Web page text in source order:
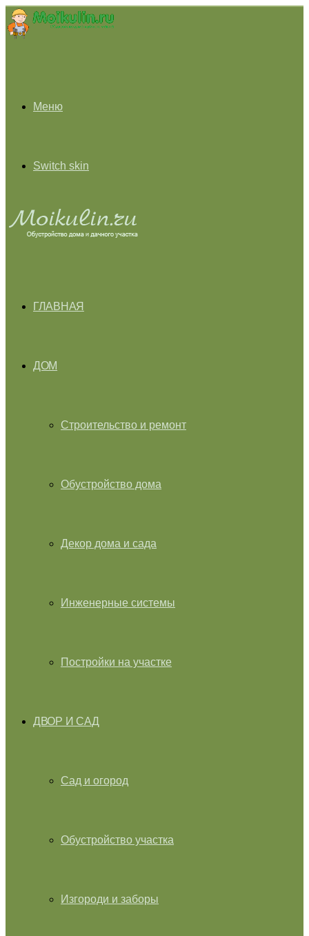
Меню
Switch skin
ГЛАВНАЯ
ДОМ
Строительство и ремонт
Обустройство дома
Декор дома и сада
Инженерные системы
Постройки на участке
ДВОР И САД
Сад и огород
Обустройство участка
Изгороди и заборы